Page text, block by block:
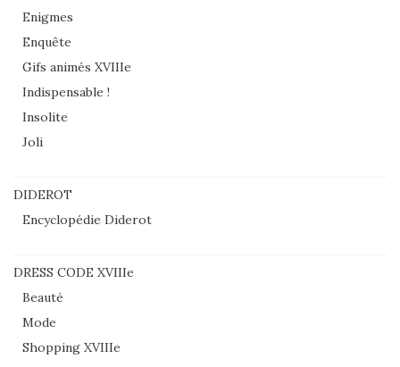
Enigmes
Enquête
Gifs animés XVIIIe
Indispensable !
Insolite
Joli
DIDEROT
Encyclopédie Diderot
DRESS CODE XVIIIe
Beauté
Mode
Shopping XVIIIe